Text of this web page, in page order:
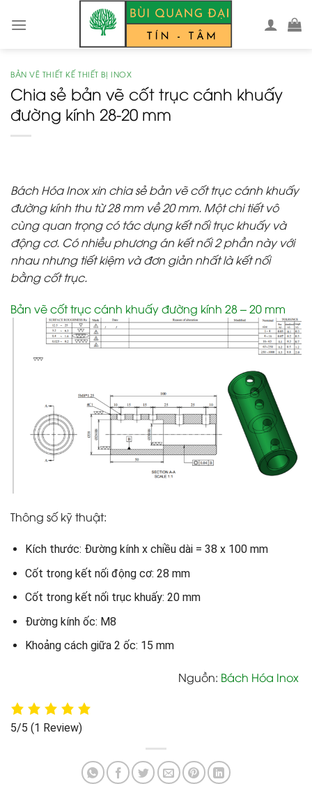
BẢN VẼ THIẾT KẾ THIẾT BỊ INOX
Chia sẻ bản vẽ cốt trục cánh khuấy
đường kính 28-20 mm
Bách Hóa Inox xin chia sẻ bản vẽ cốt trục cánh khuấy
đường kính thu từ 28 mm về 20 mm. Một chi tiết vô
cùng quan trọng có tác dụng kết nối trục khuấy và
động cơ. Có nhiều phương án kết nối 2 phần này với
nhau nhưng tiết kiệm và đơn giản nhất là kết nối
bằng cốt trục.
Bản vẽ cốt trục cánh khuấy đường kính 28 – 20 mm
Thông số kỹ thuật:
Kích thước: Đường kính x chiều dài = 38 x 100 mm
Cốt trong kết nối động cơ: 28 mm
Cốt trong kết nối trục khuấy: 20 mm
Đường kính ốc: M8
Khoảng cách giữa 2 ốc: 15 mm
Nguồn: Bách Hóa Inox
5/5 (1 Review)